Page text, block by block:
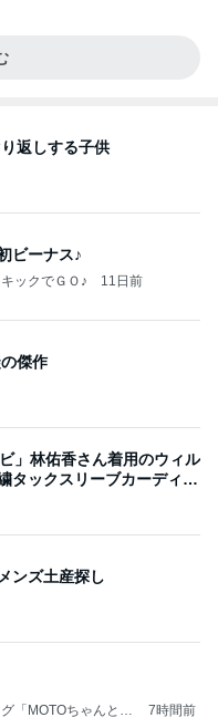
返しする子供
ビーナス♪
ックでＧＯ♪ 11日前
傑作
」林佑香さん着用のウィル
タックスリーブカーディガ
ンズ土産探し
「MOTOちゃんとの
7時間前